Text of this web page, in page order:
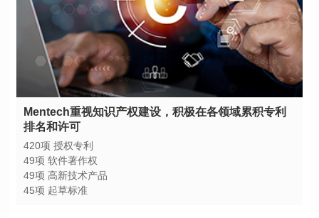
排名和许可
420项 授权专利
49项 软件著作权
49项 高新技术产品
45项 起草标准